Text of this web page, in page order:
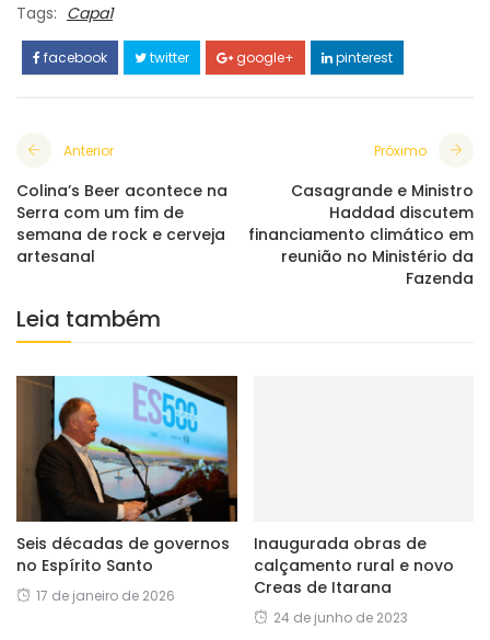
Tags: Capa1
facebook twitter google+ pinterest
Anterior
Colina’s Beer acontece na
Serra com um fim de
semana de rock e cerveja
artesanal
Próximo
Casagrande e Ministro
Haddad discutem
financiamento climático em
reunião no Ministério da
Fazenda
Leia também
Seis décadas de governos
no Espírito Santo
17 de janeiro de 2026
Inaugurada obras de
calçamento rural e novo
Creas de Itarana
24 de junho de 2023